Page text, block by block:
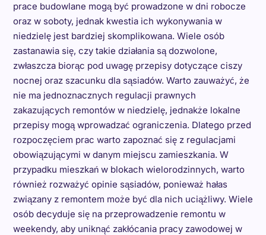
prace budowlane mogą być prowadzone w dni robocze
oraz w soboty, jednak kwestia ich wykonywania w
niedzielę jest bardziej skomplikowana. Wiele osób
zastanawia się, czy takie działania są dozwolone,
zwłaszcza biorąc pod uwagę przepisy dotyczące ciszy
nocnej oraz szacunku dla sąsiadów. Warto zauważyć, że
nie ma jednoznacznych regulacji prawnych
zakazujących remontów w niedzielę, jednakże lokalne
przepisy mogą wprowadzać ograniczenia. Dlatego przed
rozpoczęciem prac warto zapoznać się z regulacjami
obowiązującymi w danym miejscu zamieszkania. W
przypadku mieszkań w blokach wielorodzinnych, warto
również rozważyć opinie sąsiadów, ponieważ hałas
związany z remontem może być dla nich uciążliwy. Wiele
osób decyduje się na przeprowadzenie remontu w
weekendy, aby uniknąć zakłócania pracy zawodowej w